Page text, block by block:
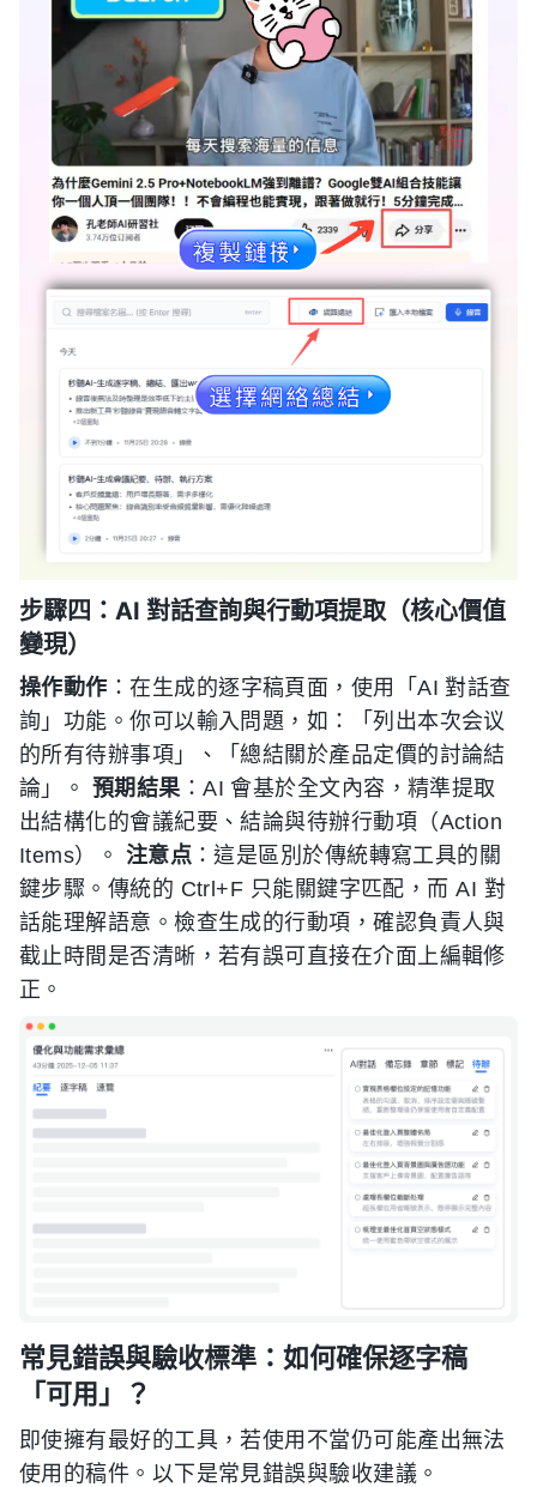
步驟四：AI 對話查詢與行動項提取（核心價值
變現）
操作動作 ：在生成的逐字稿頁面，使用「AI 對話查
詢」功能。你可以輸入問題，如：「列出本次会议
的所有待辦事項」、「總結關於產品定價的討論結
論」。 預期結果：AI 會基於全文內容，精準提取
出結構化的會議紀要、結論與待辦行動項（Action
Items）。 注意点：這是區別於傳統轉寫工具的關
鍵步驟。傳統的 Ctrl+F 只能關鍵字匹配，而 AI 對
話能理解語意。檢查生成的行動項，確認負責人與
截止時間是否清晰，若有誤可直接在介面上編輯修
正。
常見錯誤與驗收標準：如何確保逐字稿
「可用」？
即使擁有最好的工具，若使用不當仍可能產出無法
使用的稿件。以下是常見錯誤與驗收建議。